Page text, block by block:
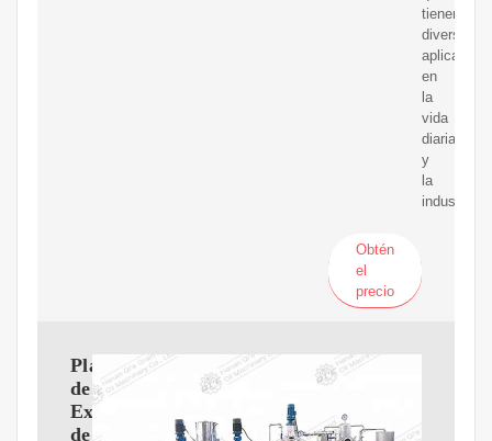
tienen
diversas
en
la
vida
diaria
y
la
industria.
Obtén
el
precio
Plantas
de
Extraccion
de